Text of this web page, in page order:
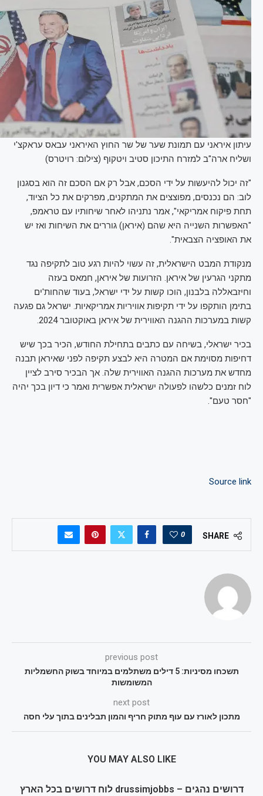
עיתון איראני עם תמונת שער של שר החוץ האיראני עבאס עראקצ'י
ושליח ארה"ב למזרח התיכון סטיב ויטקוף (צילום: רויטרס)
"זה יכול להיעשות על ידי הסכם, אבל רק אם הסכם זה הוא בסגנון
לוב: הם נכנסים, מפוצצים את המתקנים, מפרקים את כל הציוד,
תחת פיקוח אמריקאי", אמר נתניהו לאחר שיחותיו עם טראמפ,
"האפשרות השנייה היא שהם (איראן) גוררים את השיחות ואז יש
את האופציה הצבאית".
מנקודת המבט הישראלית, זה עשוי להיות רגע טוב לתקיפה נגד
מתקני הגרעין של איראן. הזרועות של איראן, חמאס בעזה
וחיזבאללה בלבנון, הוכו קשות על ידי ישראל, בעוד שהחות'ים
בתימן הותקפו על ידי תקיפות אוויריות אמריקאיות. ישראל גם פגעה
קשות במערכות ההגנה האווירית של איראן באוקטובר 2024.
בכיר ישראלי, בשיחה עם כתבים בתחילת החודש, הכיר בכך שיש
דחיפות מסוימת אם המטרה היא לבצע תקיפה לפני שאיראן תבנה
מחדש את מערכות ההגנה האווירית שלה. אך הבכיר סירב לציין
לוח זמנים כלשהו לפעולה ישראלית אפשרית ואמר כי דיון בכך יהיה
"חסר טעם".
Source link
SHARE
0
previous post
תשכחו מסיניות: 5 דילים משתלמים במיוחד בשוק החשמליות
המשומשות
next post
מתכון לאורז עם עוף מתוק חריף והמון תבלינים בתוך עלי חסה
YOU MAY ALSO LIKE
דרושים נהגים – drussimjobbs לוח דרושים בכל הארץ